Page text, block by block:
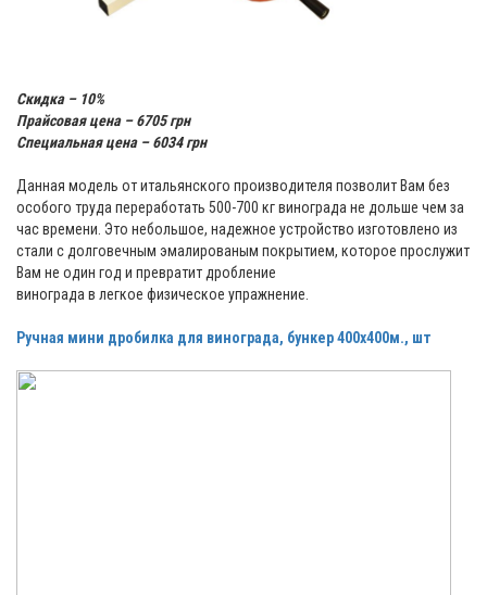
Скидка – 10%
Прайсовая цена – 6705 грн
Специальная цена – 6034 грн
Данная модель от итальянского производителя позволит Вам без
особого труда переработать 500-700 кг винограда не дольше чем за
час времени. Это небольшое, надежное устройство изготовлено из
стали с долговечным эмалированым покрытием, которое прослужит
Вам не один год и превратит дробление
винограда в легкое физическое упражнение.
Ручная мини дробилка для винограда, бункер 400х400м., шт